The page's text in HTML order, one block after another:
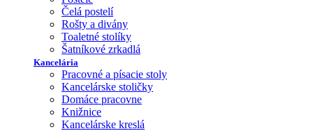
Čelá postelí
Rošty a divány
Toaletné stolíky
Šatníkové zrkadlá
Kancelária
Pracovné a písacie stoly
Kancelárske stoličky
Domáce pracovne
Knižnice
Kancelárske kreslá